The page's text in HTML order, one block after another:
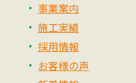
事業案内
施工実績
採用情報
お客様の声